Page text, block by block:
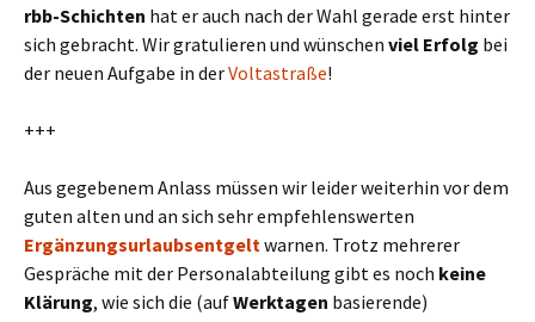
rbb-Schichten hat er auch nach der Wahl gerade erst hinter
sich gebracht. Wir gratulieren und wünschen viel Erfolg bei
der neuen Aufgabe in derVoltastraße!
+++
Aus gegebenem Anlass müssen wir leider weiterhin vor dem
guten alten und an sich sehr empfehlenswerten
Ergänzungsurlaubsentgeltwarnen. Trotz mehrerer
Gespräche mit der Personalabteilung gibt es noch keine
Klärung, wie sich die (aufWerktagen basierende)